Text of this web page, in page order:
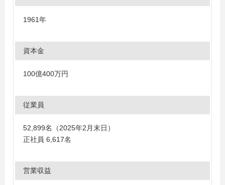
1961年
資本金
100億400万円
従業員
52,899名（2025年2月末日）
正社員 6,617名
営業収益